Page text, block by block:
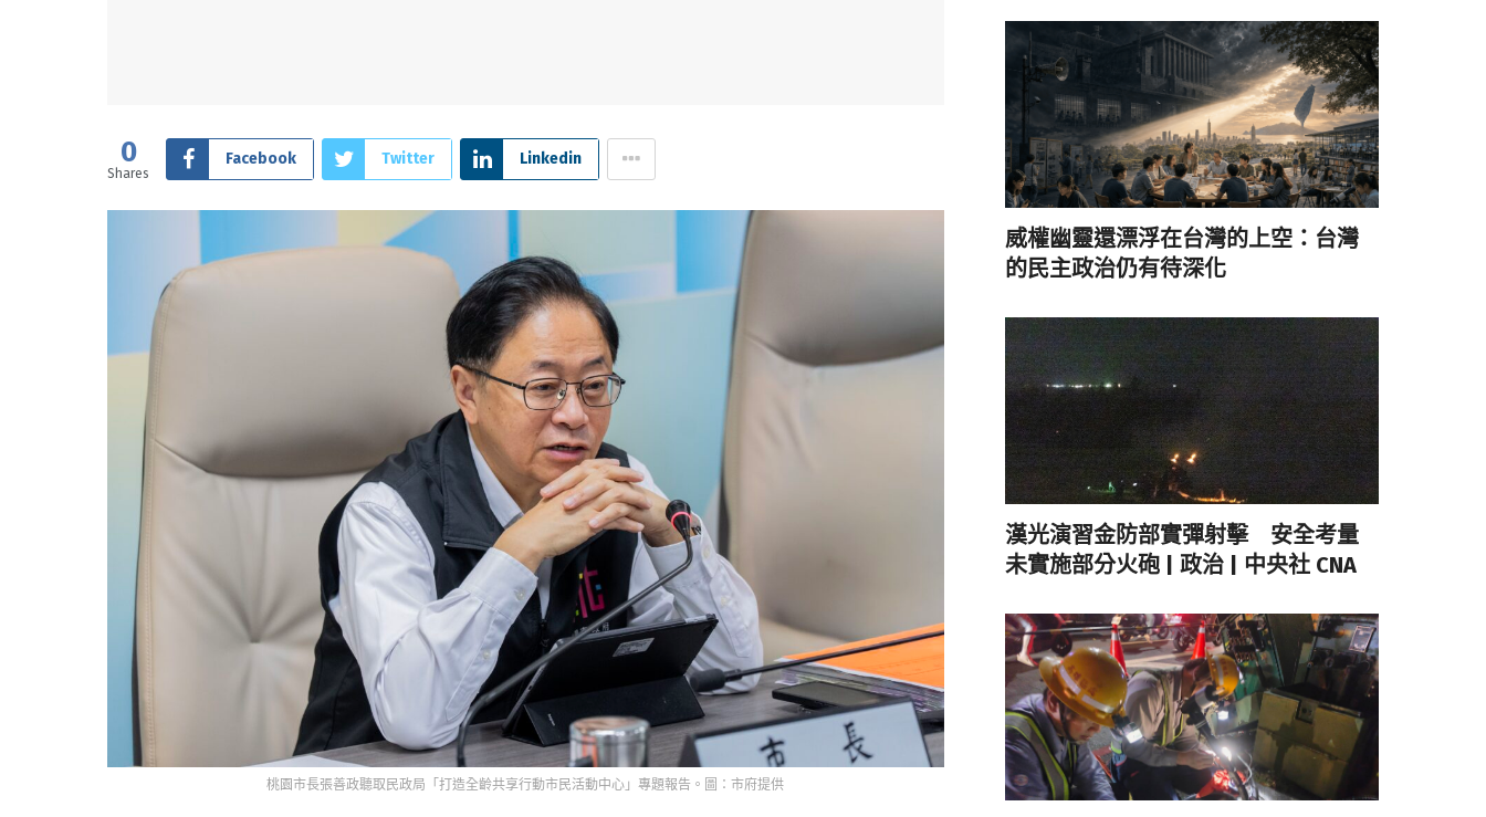
0
Shares
Facebook Twitter Linkedin
桃園市長張善政聽取民政局「打造全齡共享行動市民活動中心」專題報告。圖：市府提供
威權幽靈還漂浮在台灣的上空：台灣
的民主政治仍有待深化
漢光演習金防部實彈射擊 安全考量
未實施部分火砲 | 政治 | 中央社 CNA